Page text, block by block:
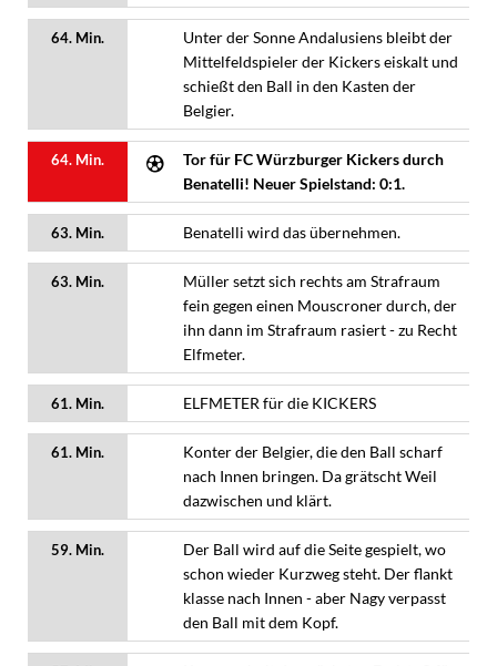
64. Min.
Unter der Sonne Andalusiens bleibt der
Mittelfeldspieler der Kickers eiskalt und
schießt den Ball in den Kasten der
Belgier.
64. Min.
Tor für FC Würzburger Kickers durch
Benatelli! Neuer Spielstand: 0:1.
63. Min. Benatelli wird das übernehmen.
63. Min.
Müller setzt sich rechts am Strafraum
fein gegen einen Mouscroner durch, der
ihn dann im Strafraum rasiert - zu Recht
Elfmeter.
61. Min. ELFMETER für die KICKERS
61. Min.
Konter der Belgier, die den Ball scharf
nach Innen bringen. Da grätscht Weil
dazwischen und klärt.
59. Min.
Der Ball wird auf die Seite gespielt, wo
schon wieder Kurzweg steht. Der flankt
klasse nach Innen - aber Nagy verpasst
den Ball mit dem Kopf.